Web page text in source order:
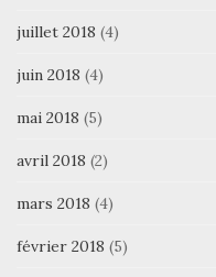
juillet 2018 (4)
juin 2018 (4)
mai 2018 (5)
avril 2018 (2)
mars 2018 (4)
février 2018 (5)